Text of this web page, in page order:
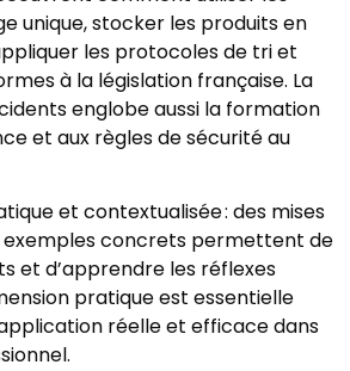
unique, stocker les produits en
les protocoles de tri et
à la législation française. La
englobe aussi la formation
et aux règles de sécurité au
et contextualisée : des mises
exemples concrets permettent de
et d’apprendre les réflexes
pratique est essentielle
réelle et efficace dans